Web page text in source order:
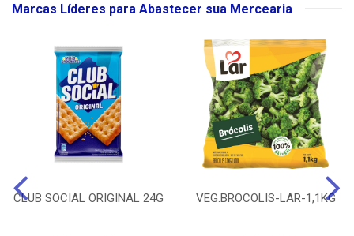
Marcas Líderes para Abastecer sua Mercearia
CLUB SOCIAL ORIGINAL 24G VEG.BROCOLIS-LAR-1,1KG